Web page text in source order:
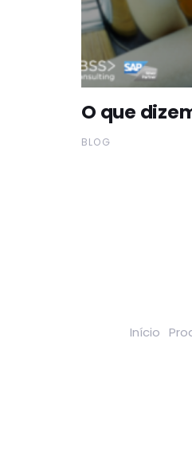
O que
BLOG
Início